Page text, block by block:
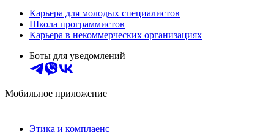
Карьера для молодых специалистов
Школа программистов
Карьера в некоммерческих организациях
Боты для уведомлений
Мобильное приложение
Этика и комплаенс